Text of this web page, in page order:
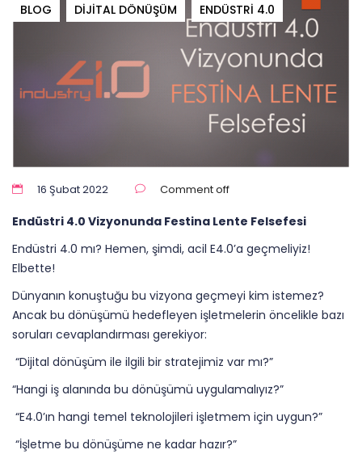
BLOG DIJITAL DÖNÜŞÜM ENDÜSTRI 4.0
16 Şubat 2022 Comment off
Endüstri 4.0 Vizyonunda Festina Lente Felsefesi
Endüstri 4.0 mı? Hemen, şimdi, acil E4.0’a geçmeliyiz!
Elbette!
Dünyanın konuştuğu bu vizyona geçmeyi kim istemez?
Ancak bu dönüşümü hedefleyen işletmelerin öncelikle bazı
soruları cevaplandırması gerekiyor:
“Dijital dönüşüm ile ilgili bir stratejimiz var mı?”
“Hangi iş alanında bu dönüşümü uygulamalıyız?”
“E4.0’ın hangi temel teknolojileri işletmem için uygun?”
“İşletme bu dönüşüme ne kadar hazır?”